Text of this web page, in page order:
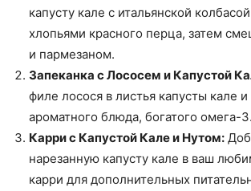
капусту кале с итальянской
хлопьями красного перца, затем
и пармезаном.
Запеканка с Лососем и Капустой
филе лосося в листья капусты кале и
ароматного блюда, богатого омега-3.
Карри с Капустой Кале и Нутом:
нарезанную капусту кале в ваш
карри для дополнительных